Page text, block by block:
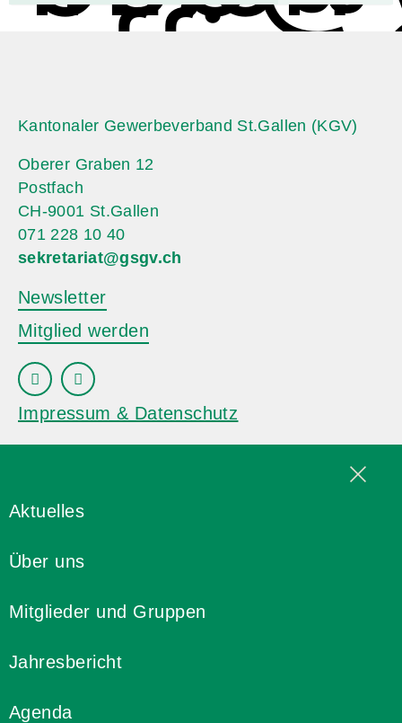
sg.ch
Kantonaler Gewerbeverband St.Gallen (KGV)
Oberer Graben 12
Postfach
CH-9001 St.Gallen
071 228 10 40
sekretariat@gsgv.ch
Newsletter
Mitglied werden
Impressum & Datenschutz
Aktuelles
Über uns
Mitglieder und Gruppen
Jahresbericht
Agenda